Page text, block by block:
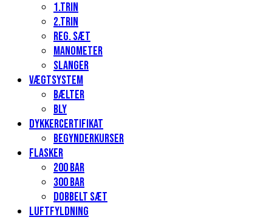
1.Trin
2.Trin
Reg. sæt
Manometer
Slanger
Vægtsystem
Bælter
Bly
Dykkercertifikat
Begynderkurser
Flasker
200 Bar
300 bar
Dobbelt sæt
Luftfyldning